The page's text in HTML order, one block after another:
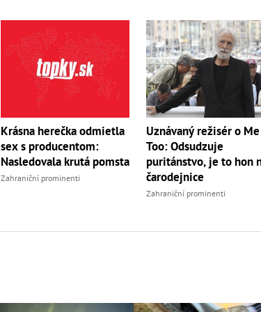
Krásna herečka odmietla
sex s producentom:
Nasledovala krutá pomsta
Zahraniční prominenti
Uznávaný režisér o Me
Too: Odsudzuje
puritánstvo, je to hon
čarodejnice
Zahraniční prominenti